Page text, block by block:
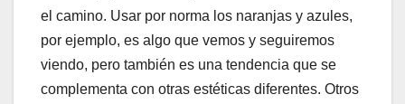
el camino. Usar por norma los naranjas y azules,
por ejemplo, es algo que vemos y seguiremos
viendo, pero también es una tendencia que se
complementa con otras estéticas diferentes. Otros